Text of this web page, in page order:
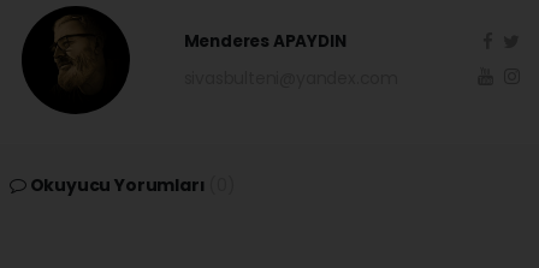
Menderes APAYDIN
Okuyucu Yorumları